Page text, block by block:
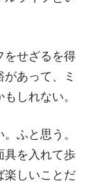
をせざるを得
あって、ミ
しれない。
ふと思う。
具を入れて歩
楽しいことだ